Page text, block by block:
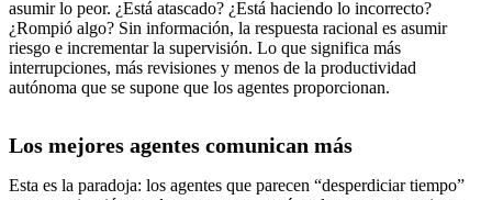
asumir lo peor. ¿Está atascado? ¿Está haciendo lo incorrecto?
¿Rompió algo? Sin información, la respuesta racional es asumir
riesgo e incrementar la supervisión. Lo que significa más
interrupciones, más revisiones y menos de la productividad
autónoma que se supone que los agentes proporcionan.
Los mejores agentes comunican más
Esta es la paradoja: los agentes que parecen “desperdiciar tiempo”